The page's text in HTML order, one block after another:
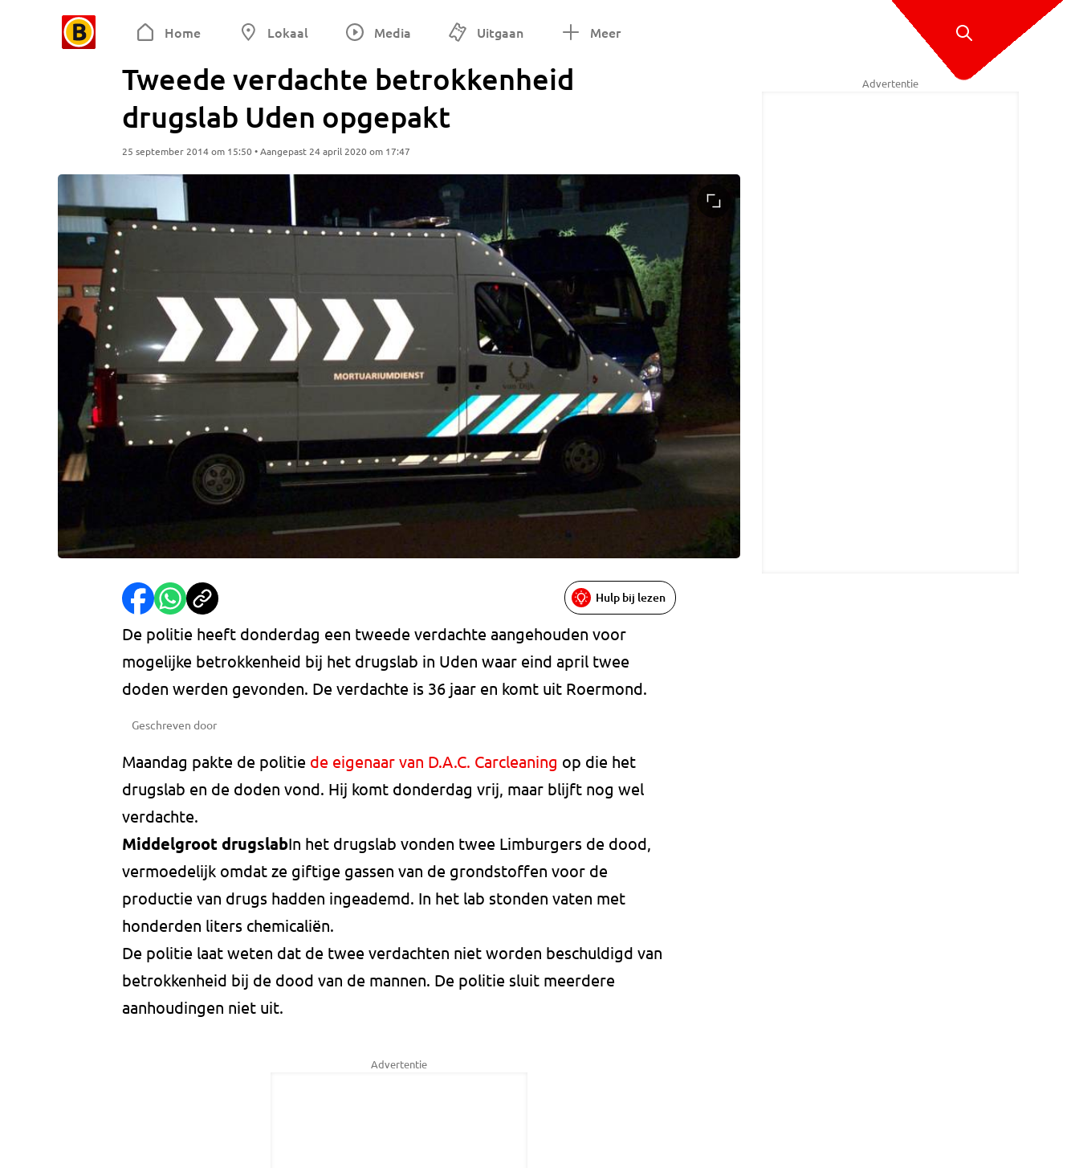
Home Lokaal Media Uitgaan Meer
Tweede verdachte betrokkenheid
drugslab Uden opgepakt
25 september 2014 om 15:50 • Aangepast 24 april 2020 om 17:47
Hulp bij lezen
De politie heeft donderdag een tweede verdachte aangehouden voor
mogelijke betrokkenheid bij het drugslab in Uden waar eind april twee
doden werden gevonden. De verdachte is 36 jaar en komt uit Roermond.
Geschreven door
Maandag pakte de politie de eigenaar van D.A.C. Carcleaning op die het
drugslab en de doden vond. Hij komt donderdag vrij, maar blijft nog wel
verdachte.
Middelgroot drugslabIn het drugslab vonden twee Limburgers de dood,
vermoedelijk omdat ze giftige gassen van de grondstoffen voor de
productie van drugs hadden ingeademd. In het lab stonden vaten met
honderden liters chemicaliën.
De politie laat weten dat de twee verdachten niet worden beschuldigd van
betrokkenheid bij de dood van de mannen. De politie sluit meerdere
aanhoudingen niet uit.
Advertentie
Advertentie